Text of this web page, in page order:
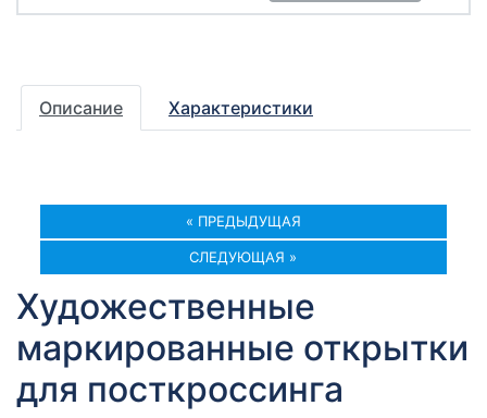
Описание Характеристики
« ПРЕДЫДУЩАЯ
СЛЕДУЮЩАЯ »
Художественные
маркированные открытки
для посткроссинга